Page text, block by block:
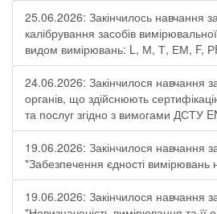
25.06.2026: Закінчилось навчання
калібрування засобів
видом вимірювань: L, М, Т, ЕМ, F,
24.06.2026: Закінчилося навчання
органів, що здійснюють
та послуг згідно з вимогами ДСТУ
19.06.2026: Закінчилося навчання
"Забезпечення єдності вимірювань
19.06.2026: Закінчилося навчання